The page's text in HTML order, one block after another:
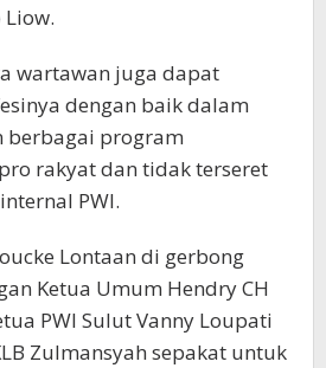
wartawan juga dapat
dengan baik dalam
berbagai program
rakyat dan tidak terseret
PWI.
Lontaan di gerbong
Ketua Umum Hendry CH
PWI Sulut Vanny Loupati
Zulmansyah sepakat untuk